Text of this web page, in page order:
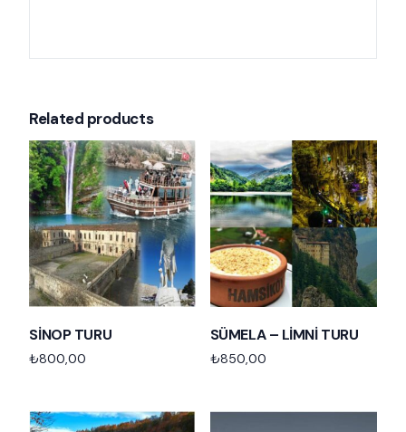
Related products
SİNOP TURU
₺800,00
SÜMELA – LİMNİ TURU
₺850,00